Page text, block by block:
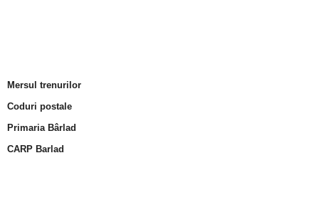
Mersul trenurilor
Coduri postale
Primaria Bârlad
CARP Barlad